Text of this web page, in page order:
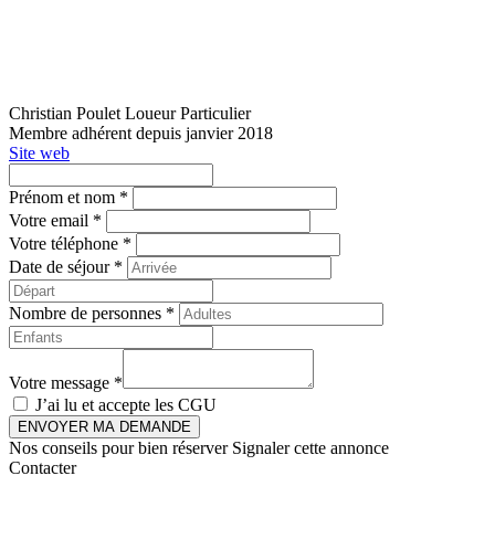
Christian Poulet Loueur Particulier
Membre adhérent depuis janvier 2018
Site web
Prénom et nom *
Votre email *
Votre téléphone *
Date de séjour *
Nombre de personnes *
Votre message *
J’ai lu et accepte les CGU
ENVOYER MA DEMANDE
Nos conseils pour bien réserver Signaler cette annonce
Contacter